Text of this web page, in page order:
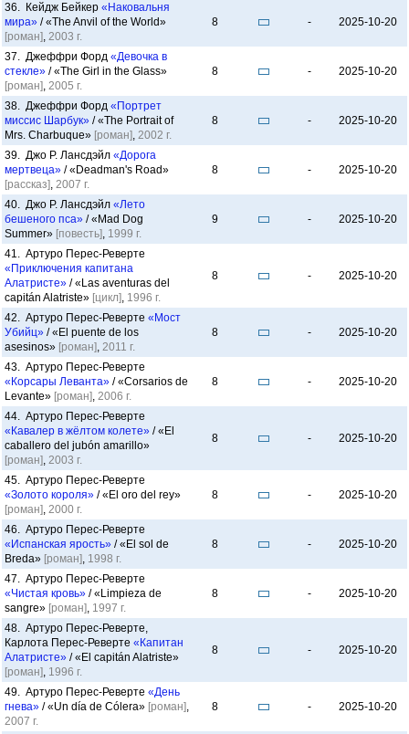
36. Кейдж Бейкер «Наковальня
мира» / «The Anvil of the World»
[роман], 2003 г.
8 - 2025-10-20
37. Джеффри Форд «Девочка в
стекле» / «The Girl in the Glass»
[роман], 2005 г.
8 - 2025-10-20
38. Джеффри Форд «Портрет
миссис Шарбук» / «The Portrait of
Mrs. Charbuque» [роман], 2002 г.
8 - 2025-10-20
39. Джо Р. Лансдэйл «Дорога
мертвеца» / «Deadman's Road»
[рассказ], 2007 г.
8 - 2025-10-20
40. Джо Р. Лансдэйл «Лето
бешеного пса» / «Mad Dog
Summer» [повесть], 1999 г.
9 - 2025-10-20
41. Артуро Перес-Реверте
«Приключения капитана
Алатристе» / «Las aventuras del
capitán Alatriste» [цикл], 1996 г.
8 - 2025-10-20
42. Артуро Перес-Реверте «Мост
Убийц» / «El puente de los
asesinos» [роман], 2011 г.
8 - 2025-10-20
43. Артуро Перес-Реверте
«Корсары Леванта» / «Corsarios de
Levante» [роман], 2006 г.
8 - 2025-10-20
44. Артуро Перес-Реверте
«Кавалер в жёлтом колете» / «El
caballero del jubón amarillo»
[роман], 2003 г.
8 - 2025-10-20
45. Артуро Перес-Реверте
«Золото короля» / «El oro del rey»
[роман], 2000 г.
8 - 2025-10-20
46. Артуро Перес-Реверте
«Испанская ярость» / «El sol de
Breda» [роман], 1998 г.
8 - 2025-10-20
47. Артуро Перес-Реверте
«Чистая кровь» / «Limpieza de
sangre» [роман], 1997 г.
8 - 2025-10-20
48. Артуро Перес-Реверте,
Карлота Перес-Реверте «Капитан
Алатристе» / «El capitán Alatriste»
[роман], 1996 г.
8 - 2025-10-20
49. Артуро Перес-Реверте «День
гнева» / «Un día de Cólera» [роман],
2007 г.
8 - 2025-10-20